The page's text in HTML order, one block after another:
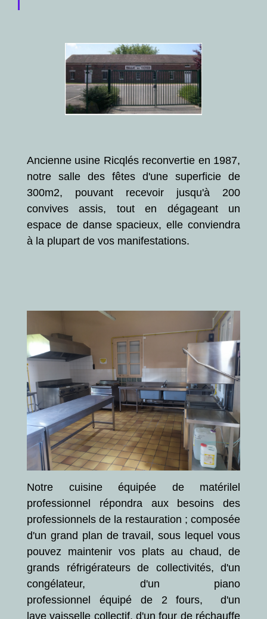
Ancienne usine Ricqlés reconvertie en 1987,
notre salle des fêtes d'une superficie de
300m2, pouvant recevoir jusqu'à 200
convives assis, tout en dégageant un
espace de danse spacieux, elle conviendra
à la plupart de vos manifestations.
Notre cuisine équipée de matérilel
professionnel répondra aux besoins des
professionnels de la restauration ; composée
d'un grand plan de travail, sous lequel vous
pouvez maintenir vos plats au chaud, de
grands réfrigérateurs de collectivités, d'un
congélateur, d'un piano
professionnel équipé de 2 fours, d'un
lave vaisselle collectif, d'un four de réchauffe